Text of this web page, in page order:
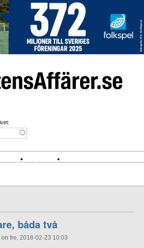
& spel Nyhetsbrev
båda två
fre, 2018-02-23 10:03